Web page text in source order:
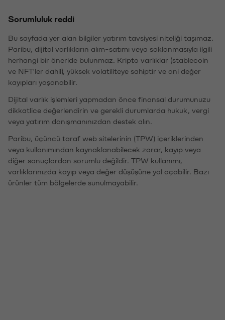
Sorumluluk reddi
Bu sayfada yer alan bilgiler yatırım tavsiyesi niteliği taşımaz.
Paribu, dijital varlıkların alım-satımı veya saklanmasıyla ilgili
herhangi bir öneride bulunmaz. Kripto varlıklar (stablecoin
ve NFT'ler dahil), yüksek volatiliteye sahiptir ve ani değer
kayıpları yaşanabilir.
Dijital varlık işlemleri yapmadan önce finansal durumunuzu
dikkatlice değerlendirin ve gerekli durumlarda hukuk, vergi
veya yatırım danışmanınızdan destek alın.
Paribu, üçüncü taraf web sitelerinin (TPW) içeriklerinden
veya kullanımından kaynaklanabilecek zarar, kayıp veya
diğer sonuçlardan sorumlu değildir. TPW kullanımı,
varlıklarınızda kayıp veya değer düşüşüne yol açabilir. Bazı
ürünler tüm bölgelerde sunulmayabilir.